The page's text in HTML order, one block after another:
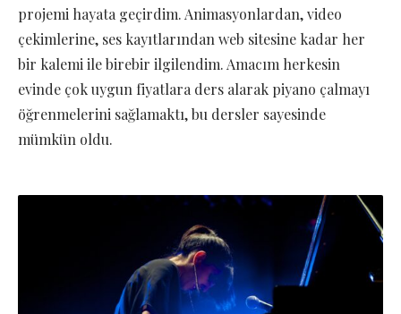
projemi hayata geçirdim. Animasyonlardan, video
çekimlerine, ses kayıtlarından web sitesine kadar her
bir kalemi ile birebir ilgilendim. Amacım herkesin
evinde çok uygun fiyatlara ders alarak piyano çalmayı
öğrenmelerini sağlamaktı, bu dersler sayesinde
mümkün oldu.